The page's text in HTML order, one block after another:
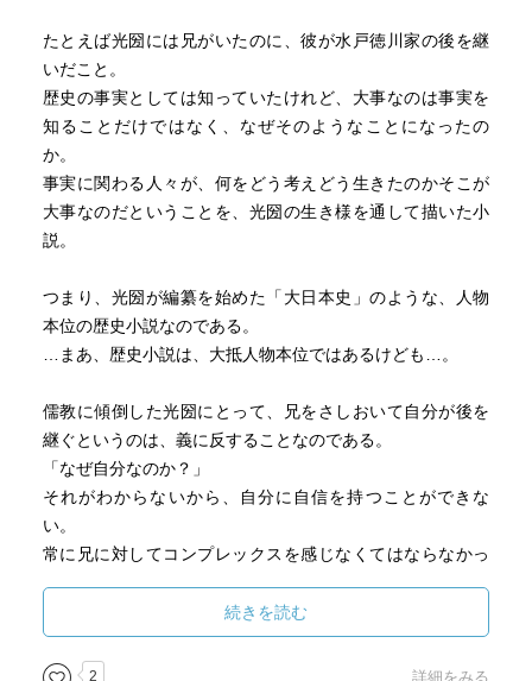
たとえば光圀には兄がいたのに、彼が水戸徳川家の後を継
いだこと。
歴史の事実としては知っていたけれど、大事なのは事実を
知ることだけではなく、なぜそのようなことになったの
か。
事実に関わる人々が、何をどう考えどう生きたのかそこが
大事なのだということを、光圀の生き様を通して描いた小
説。
つまり、光圀が編纂を始めた「大日本史」のような、人物
本位の歴史小説なのである。
…まあ、歴史小説は、大抵人物本位ではあるけども…。
儒教に傾倒した光圀にとって、兄をさしおいて自分が後を
継ぐというのは、義に反することなのである。
「なぜ自分なのか？」
それがわからないから、自分に自信を持つことができな
い。
常に兄に対してコンプレックスを感じなくてはならなかっ
コンプレックスを抱えたまま文武の才を伸ばしていった青
年期。
続きを読む
2 詳細をみる